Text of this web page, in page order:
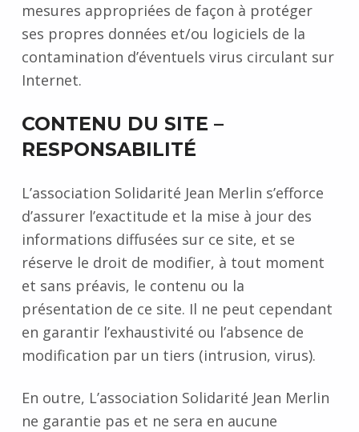
mesures appropriées de façon à protéger
ses propres données et/ou logiciels de la
contamination d’éventuels virus circulant sur
Internet.
CONTENU DU SITE –
RESPONSABILITÉ
L’association Solidarité Jean Merlin s’efforce
d’assurer l’exactitude et la mise à jour des
informations diffusées sur ce site, et se
réserve le droit de modifier, à tout moment
et sans préavis, le contenu ou la
présentation de ce site. Il ne peut cependant
en garantir l’exhaustivité ou l’absence de
modification par un tiers (intrusion, virus).
En outre, L’association Solidarité Jean Merlin
ne garantie pas et ne sera en aucune